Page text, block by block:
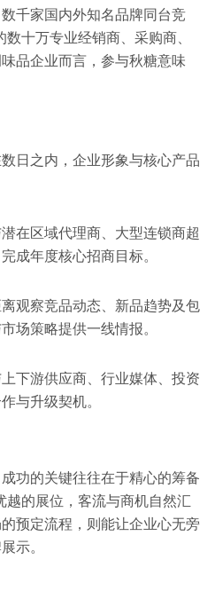
千家国内外知名品牌同台竞
十万专业经销商、采购商、
品企业而言，参与秋糖意味
日之内，企业形象与核心产品
在区域代理商、大型连锁商超
成年度核心招商目标。
观察竞品动态、新品趋势及包
场策略提供一线情报。
下游供应商、行业媒体、投资
与升级契机。
功的关键往往在于精心的筹备
越的展位，客流与商机自然汇
预定流程，则能让企业心无旁
示。